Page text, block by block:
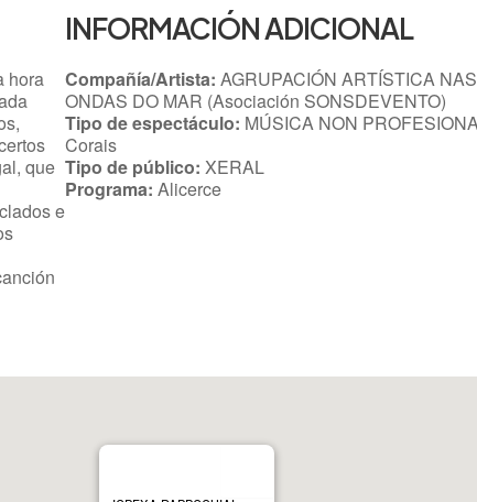
hora
que
e
INFORMACIÓN ADICIONAL
Compañía/Artista: AGRUPACIÓN ARTÍSTICA NAS
ONDAS DO MAR (Asociación SONSDEVENTO)
Tipo de espectáculo: MÚSICA NON
Corais
Tipo de público: XERAL
Programa: Alicerce